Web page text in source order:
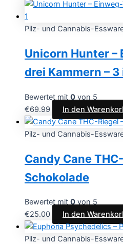
Pilz- und Cannabis-
Unicorn Hunter –
drei Kammern – 3
Bewertet mit 0 von 5
€69.99 In den
Pilz- und Cannabis-
Candy Cane
Schokolade
Bewertet mit 0 von 5
€25.00 In den
Pilz- und Cannabis-